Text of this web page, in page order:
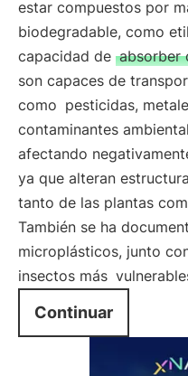
estar compuestos por
biodegradable, como
capacidad de absorber
son capaces de
como pesticidas,
contaminantes
afectando
ya que alteran
tanto de las plantas
También se ha
microplásticos, junto
insectos más
Continuar